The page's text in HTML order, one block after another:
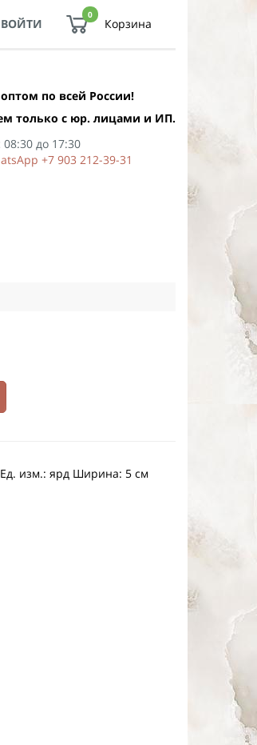
0
Корзина
ВОЙТИ
по всей России!
только с юр. лицами и ИП.
до 17:30
+7 903 212-39-31
изм.: ярд Ширина: 5 см